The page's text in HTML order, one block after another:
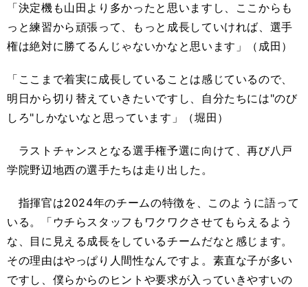
「決定機も山田より多かったと思いますし、ここからも
っと練習から頑張って、もっと成長していければ、選手
権は絶対に勝てるんじゃないかなと思います」（成田）
「ここまで着実に成長していることは感じているので、
明日から切り替えていきたいですし、自分たちには"のび
しろ"しかないなと思っています」（堀田）
ラストチャンスとなる選手権予選に向けて、再び八戸
学院野辺地西の選手たちは走り出した。
指揮官は2024年のチームの特徴を、このように語って
いる。「ウチらスタッフもワクワクさせてもらえるよう
な、目に見える成長をしているチームだなと感じます。
その理由はやっぱり人間性なんですよ。素直な子が多い
ですし、僕らからのヒントや要求が入っていきやすいの